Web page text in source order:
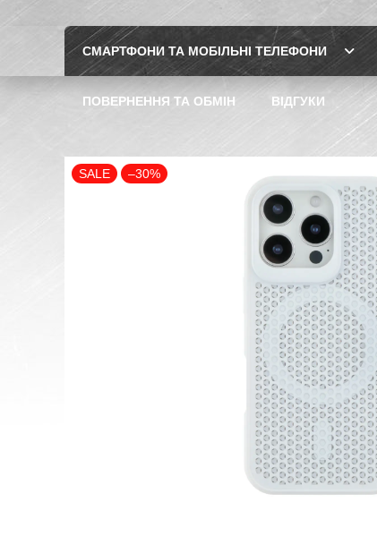
СМАРТФОНИ ТА МОБІЛЬНІ ТЕЛЕФОНИ
ПОВЕРНЕННЯ ТА ОБМІН ВІДГУКИ
SALE –30%